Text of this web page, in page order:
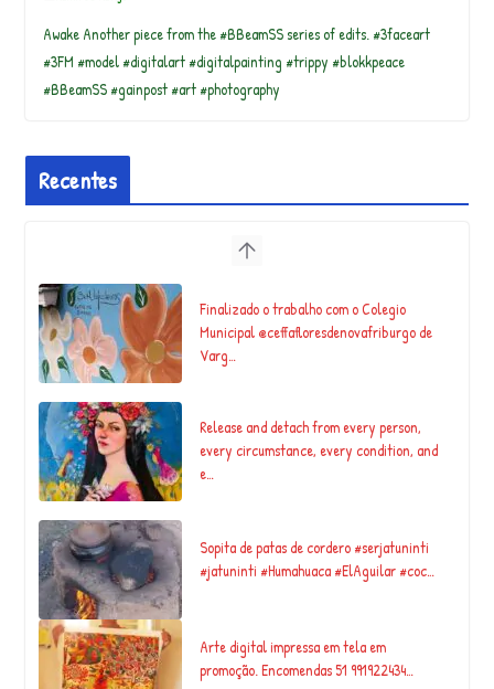
Awake Another piece from the #BBeamSS series of edits. #3faceart
#3FM #model #digitalart #digitalpainting #trippy #blokkpeace
#BBeamSS #gainpost #art #photography
Recentes
Finalizado o trabalho com o Colegio
Municipal @ceffafloresdenovafriburgo de
Varg…
Release and detach from every person,
every circumstance, every condition, and
e…
Sopita de patas de cordero #serjatuninti
#jatuninti #Humahuaca #ElAguilar #coc…
Arte digital impressa em tela em
promoção. Encomendas 51 991922434…